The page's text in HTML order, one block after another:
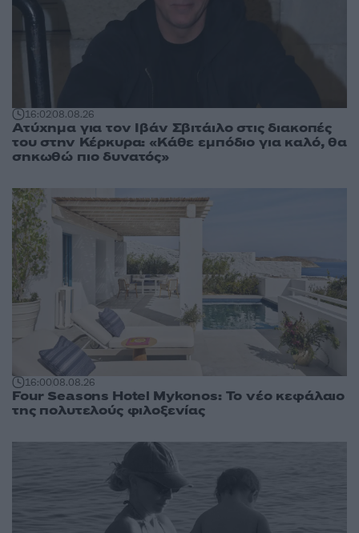
16:0208.08.26
Ατύχημα για τον Ιβάν Σβιτάιλο στις διακοπές
του στην Κέρκυρα: «Κάθε εμπόδιο για καλό, θα
σηκωθώ πιο δυνατός»
16:0008.08.26
Four Seasons Hotel Mykonos: Το νέο κεφάλαιο
της πολυτελούς φιλοξενίας